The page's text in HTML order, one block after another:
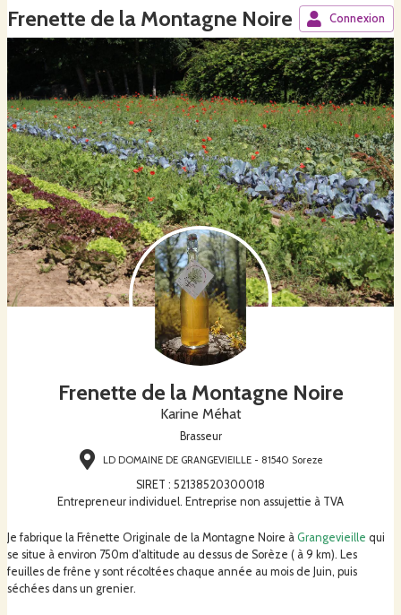
Frenette de la Montagne Noire Connexion
Frenette de la Montagne Noire
Karine Méhat
Brasseur
LD DOMAINE DE GRANGEVIEILLE - 81540 Soreze
SIRET : 52138520300018
Entrepreneur individuel. Entreprise non assujettie à TVA
Je fabrique la Frênette Originale de la Montagne Noire à Grangevieille qui
se situe à environ 750m d'altitude au dessus de Sorèze ( à 9 km). Les
feuilles de frêne y sont récoltées chaque année au mois de Juin, puis
séchées dans un grenier.